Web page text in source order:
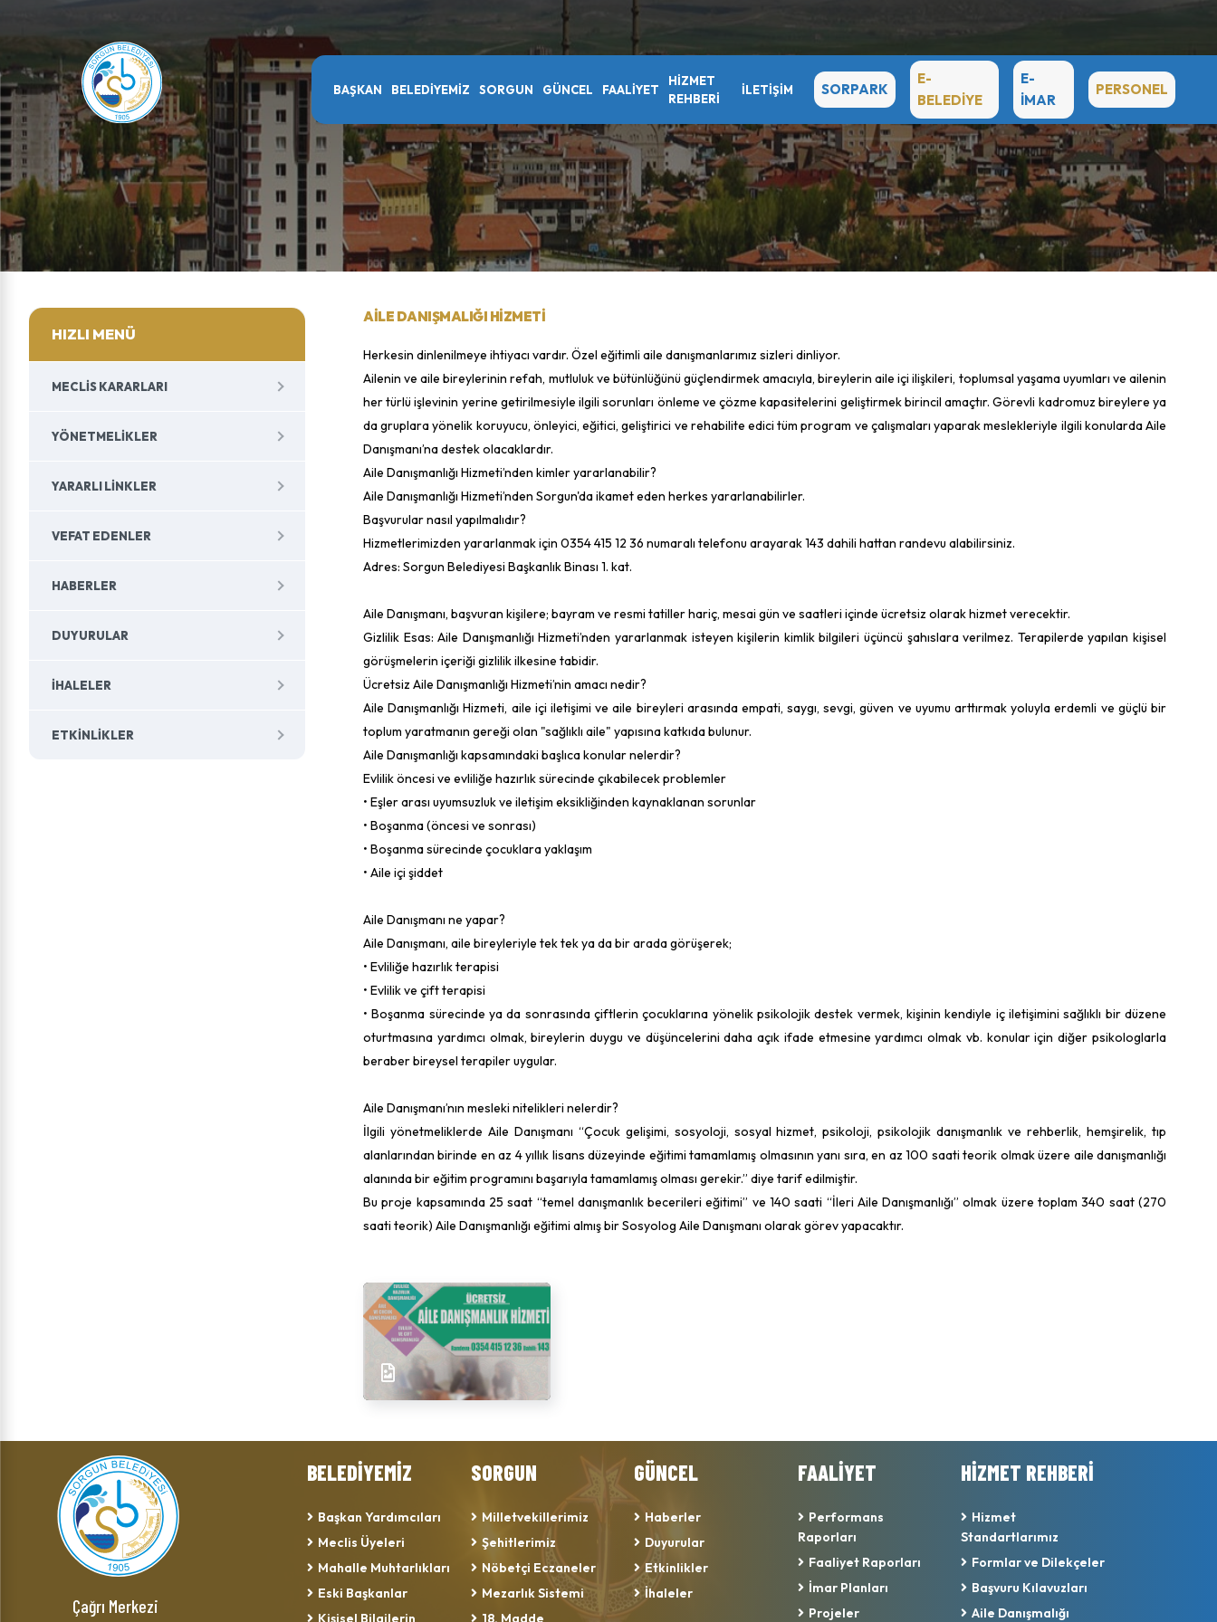
BAŞKAN BELEDİYEMİZ SORGUN GÜNCEL FAALİYET
HİZMET
REHBERİ
İLETIŞIM SORPARK
E-
BELEDİYE
E-
İMAR
PERSONEL
AILE DANIŞMALIĞI HIZMETI
Herkesin dinlenilmeye ihtiyacı vardır. Özel eğitimli aile danışmanlarımız sizleri dinliyor.
Ailenin ve aile bireylerinin refah, mutluluk ve bütünlüğünü güçlendirmek amacıyla, bireylerin aile içi ilişkileri, toplumsal yaşama uyumları ve ailenin
her türlü işlevinin yerine getirilmesiyle ilgili sorunları önleme ve çözme kapasitelerini geliştirmek birincil amaçtır. Görevli kadromuz bireylere ya
da gruplara yönelik koruyucu, önleyici, eğitici, geliştirici ve rehabilite edici tüm program ve çalışmaları yaparak meslekleriyle ilgili konularda Aile
Danışmanı’na destek olacaklardır.
Aile Danışmanlığı Hizmeti’nden kimler yararlanabilir?
Aile Danışmanlığı Hizmeti’nden Sorgun'da ikamet eden herkes yararlanabilirler.
Başvurular nasıl yapılmalıdır?
Hizmetlerimizden yararlanmak için 0354 415 12 36 numaralı telefonu arayarak 143 dahili hattan randevu alabilirsiniz.
Adres: Sorgun Belediyesi Başkanlık Binası 1. kat.
Aile Danışmanı, başvuran kişilere; bayram ve resmi tatiller hariç, mesai gün ve saatleri içinde ücretsiz olarak hizmet verecektir.
Gizlilik Esas: Aile Danışmanlığı Hizmeti’nden yararlanmak isteyen kişilerin kimlik bilgileri üçüncü şahıslara verilmez. Terapilerde yapılan kişisel
görüşmelerin içeriği gizlilik ilkesine tabidir.
Ücretsiz Aile Danışmanlığı Hizmeti’nin amacı nedir?
Aile Danışmanlığı Hizmeti, aile içi iletişimi ve aile bireyleri arasında empati, saygı, sevgi, güven ve uyumu arttırmak yoluyla erdemli ve güçlü bir
toplum yaratmanın gereği olan "sağlıklı aile" yapısına katkıda bulunur.
Aile Danışmanlığı kapsamındaki başlıca konular nelerdir?
Evlilik öncesi ve evliliğe hazırlık sürecinde çıkabilecek problemler
• Eşler arası uyumsuzluk ve iletişim eksikliğinden kaynaklanan sorunlar
• Boşanma (öncesi ve sonrası)
• Boşanma sürecinde çocuklara yaklaşım
• Aile içi şiddet
Aile Danışmanı ne yapar?
Aile Danışmanı, aile bireyleriyle tek tek ya da bir arada görüşerek;
• Evliliğe hazırlık terapisi
• Evlilik ve çift terapisi
• Boşanma sürecinde ya da sonrasında çiftlerin çocuklarına yönelik psikolojik destek vermek, kişinin kendiyle iç iletişimini sağlıklı bir düzene
oturtmasına yardımcı olmak, bireylerin duygu ve düşüncelerini daha açık ifade etmesine yardımcı olmak vb. konular için diğer psikologlarla
beraber bireysel terapiler uygular.
Aile Danışmanı’nın mesleki nitelikleri nelerdir?
İlgili yönetmeliklerde Aile Danışmanı “Çocuk gelişimi, sosyoloji, sosyal hizmet, psikoloji, psikolojik danışmanlık ve rehberlik, hemşirelik, tıp
alanlarından birinde en az 4 yıllık lisans düzeyinde eğitimi tamamlamış olmasının yanı sıra, en az 100 saati teorik olmak üzere aile danışmanlığı
alanında bir eğitim programını başarıyla tamamlamış olması gerekir.” diye tarif edilmiştir.
Bu proje kapsamında 25 saat “temel danışmanlık becerileri eğitimi” ve 140 saati “İleri Aile Danışmanlığı” olmak üzere toplam 340 saat (270
saati teorik) Aile Danışmanlığı eğitimi almış bir Sosyolog Aile Danışmanı olarak görev yapacaktır.
HIZLI MENÜ
MECLIS KARARLARI
YÖNETMELIKLER
YARARLI LINKLER
VEFAT EDENLER
HABERLER
DUYURULAR
İHALELER
ETKINLIKLER
Çağrı Merkezi
BELEDİYEMİZ
Başkan Yardımcıları
Meclis Üyeleri
Mahalle Muhtarlıkları
Eski Başkanlar
Kişisel Bilgilerin
SORGUN
Milletvekillerimiz
Şehitlerimiz
Nöbetçi Eczaneler
Mezarlık Sistemi
18. Madde
GÜNCEL
Haberler
Duyurular
Etkinlikler
İhaleler
FAALİYET
Performans
Raporları
Faaliyet Raporları
İmar Planları
Projeler
HİZMET REHBERİ
Hizmet
Standartlarımız
Formlar ve Dilekçeler
Başvuru Kılavuzları
Aile Danışmalığı